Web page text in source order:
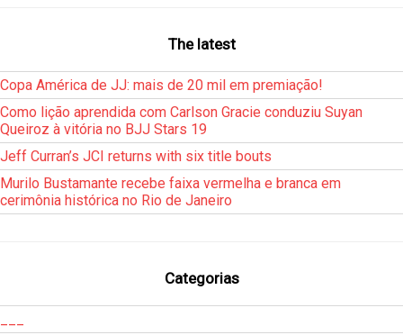
The latest
Copa América de JJ: mais de 20 mil em premiação!
Como lição aprendida com Carlson Gracie conduziu Suyan
Queiroz à vitória no BJJ Stars 19
Jeff Curran’s JCI returns with six title bouts
Murilo Bustamante recebe faixa vermelha e branca em
cerimônia histórica no Rio de Janeiro
Categorias